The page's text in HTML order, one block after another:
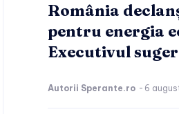
România
pentru energia
Executivul
Autorii Sperante.ro - 6